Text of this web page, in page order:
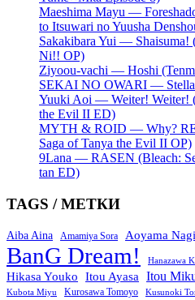
Maeshima Mayu —
to Itsuwari no Yuusha
Sakakibara Yui —
Ni!! OP)
Ziyoou-vachi — Hoshi
SEKAI NO OWARI — Stella
Yuuki Aoi — Weiter! Weiter!
the Evil II ED)
MYTH & ROID — Why?
Saga of Tanya the Evil II OP)
9Lana — RASEN (Bleach:
tan ED)
TAGS / МЕТКИ
Aiba Aina Amamiya Sora Aoyama
BanG Dream! Hanazawa
Hikasa Youko
Itou Ayasa Itou
Kubota Miyu Kurosawa Tomoyo Kusunoki